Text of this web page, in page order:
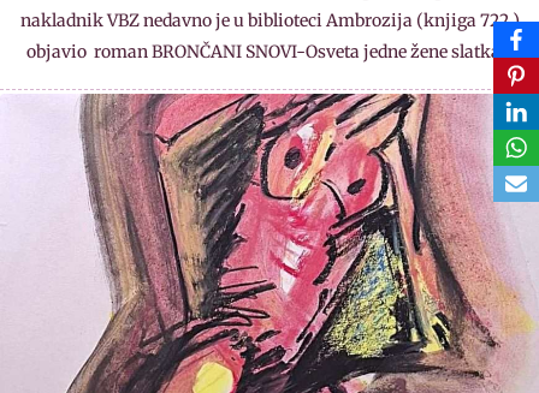
nakladnik VBZ nedavno je u biblioteci Ambrozija (knjiga 722.)
objavio roman BRONČANI SNOVI-Osveta jedne žene slatka…